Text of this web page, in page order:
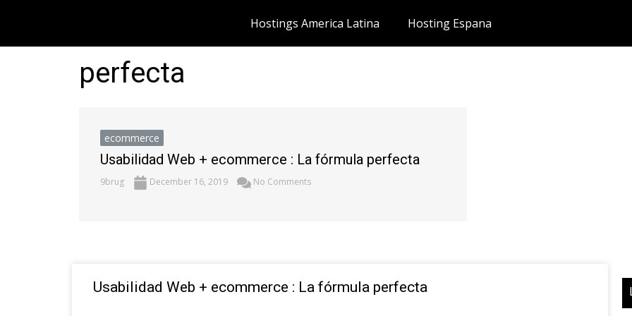
content
Hostings America Latina Hosting Espana
perfecta
ecommerce
Usabilidad Web + ecommerce : La fórmula perfecta
9brug December 16, 2019 No Comments
Usabilidad Web + ecommerce : La fórmula perfecta